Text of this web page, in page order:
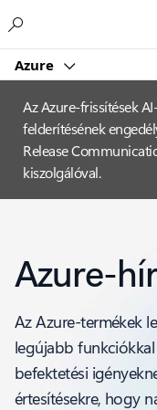
Azure
Az Azure-frissítések
felderítésének
Release
kiszolgálóval.
Azure-
Az Azure-termékek
legújabb
befektetési
értesítésekre, hogy